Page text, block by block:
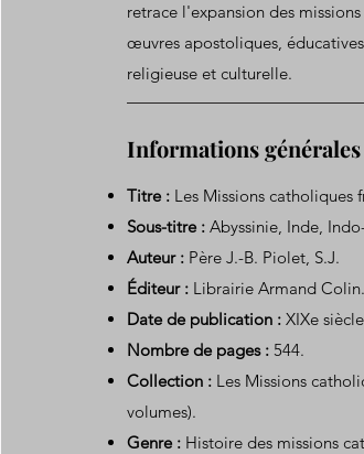
retrace l'expansion des
œuvres apostoliques,
religieuse et culturelle.
Informations
Titre : Les Missions catholiques
Sous-titre : Abyssinie, Inde,
Auteur : Père J.-B. Piolet, S.J.
Éditeur : Librairie Armand Colin.
Date de publication : XIXe
Nombre de pages : 544.
Collection : Les Missions
volumes).
Genre : Histoire des missions